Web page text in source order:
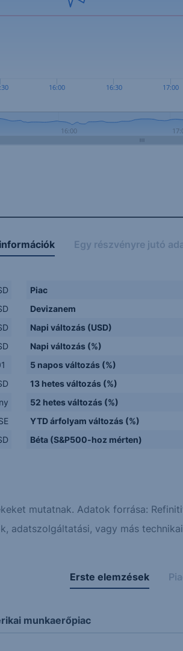
16:00 16:30 17:00
16:00
Egy részvényre jutó
Piac
Devizanem
Napi változás (USD)
Napi változás (%)
5 napos változás (%)
13 hetes változás (%)
52 hetes változás (%)
YTD árfolyam változás (%)
Béta (S&P500-hoz mérten)
mutatnak. Adatok forrása:
adatszolgáltatási, vagy más
Erste elemzések
munkaerőpiac